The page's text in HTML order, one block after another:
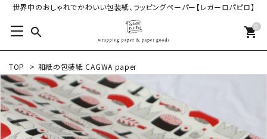
世界中のおしゃれでかわいい包装紙、ラッピングペーパー【レガーロパピロ】
search 0
shopping_cart
TOP > 和紙の包装紙 CAGWA paper